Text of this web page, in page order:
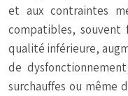
et aux contraintes
compatibles, souvent
qualité inférieure,
de
surchauffes ou même